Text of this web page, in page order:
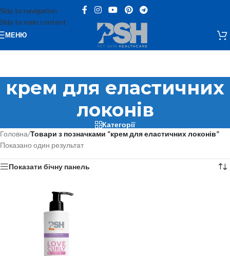
Skip to navigation
Skip to main content
МЕНЮ
крем для еластичних
локонів
Категорії
Головна/Товари з позначками “крем для еластичних локонів”
Показано один результат
Показати бічну панель